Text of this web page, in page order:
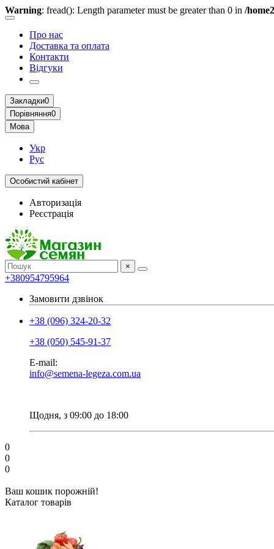
Warning: fread(): Length parameter must be greater than 0 in /
Про нас
Доставка та оплата
Контакти
Відгуки
Закладки0
Порівняння0
Мова
Укр
Рус
Особистий кабінет
Авторизація
Реєстрація
×
+380954795964
Замовити дзвінок
+38 (096) 324-20-32
+38 (050) 545-91-37
E-mail:
info@semena-legeza.com.ua
Щодня, з 09:00 до 18:00
0
0
0
Ваш кошик порожній!
Каталог товарів